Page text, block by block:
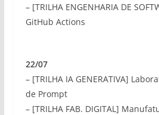
– [TRILHA ENGENHARIA DE
GitHub Actions
22/07
– [TRILHA IA GENERATIVA]
de Prompt
– [TRILHA FAB. DIGITAL]